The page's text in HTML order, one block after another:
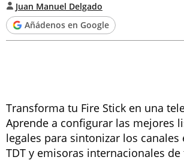
Juan Manuel Delgado
Añádenos en Google
Transforma tu Fire Stick en una
Aprende a configurar las mejores
legales para sintonizar los canales
TDT y emisoras internacionales